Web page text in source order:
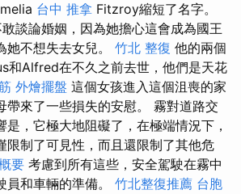
台中 推拿 Fitzroy縮短了名字。
談論婚姻，因為她擔心這會成為國王
她不想失去女兒。 竹北 整復 他的兩個
和Alfred在不久之前去世，他們是天花
外燴擺盤 這個女孩進入這個沮喪的家
帶來了一些損失的安慰。 霧對道路交
是，它極大地阻礙了，在極端情況下，
限制了可見性，而且還限制了其他危
要 考慮到所有這些，安全駕駛在霧中
員和車輛的準備。 竹北整復推薦 台胞